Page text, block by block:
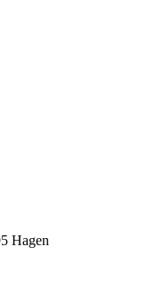
Hagen